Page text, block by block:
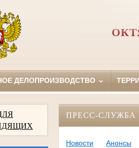
ДЕЛОПРОИЗВОДСТВО
ПРЕСС-СЛУЖБА
Новости Анонсы